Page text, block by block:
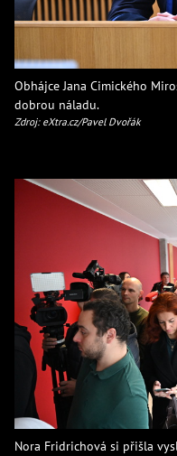
Obhájce Jana Cimického
dobrou náladu.
Zdroj: eXtra.cz/Pavel Dvořák
Nora Fridrichová si přišla